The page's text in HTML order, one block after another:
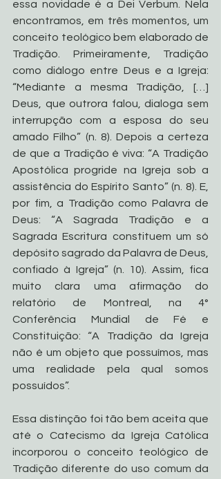
essa novidade é a Dei Verbum. Nela
encontramos, em três momentos, um
conceito teológico bem elaborado de
Tradição. Primeiramente, Tradição
como diálogo entre Deus e a Igreja:
“Mediante a mesma Tradição, […]
Deus, que outrora falou, dialoga sem
interrupção com a esposa do seu
amado Filho” (n. 8). Depois a certeza
de que a Tradição é viva: “A Tradição
Apostólica progride na Igreja sob a
assistência do Espírito Santo” (n. 8). E,
por fim, a Tradição como Palavra de
Deus: “A Sagrada Tradição e a
Sagrada Escritura constituem um só
depósito sagrado da Palavra de Deus,
confiado à Igreja” (n. 10). Assim, fica
muito clara uma afirmação do
relatório de Montreal, na 4°
Conferência Mundial de Fé e
Constituição: “A Tradição da Igreja
não é um objeto que possuímos, mas
uma realidade pela qual somos
possuídos”.
Essa distinção foi tão bem aceita que
até o Catecismo da Igreja Católica
incorporou o conceito teológico de
Tradição diferente do uso comum da